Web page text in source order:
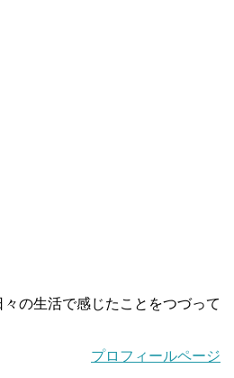
の生活で感じたことをつづって
プロフィールページ